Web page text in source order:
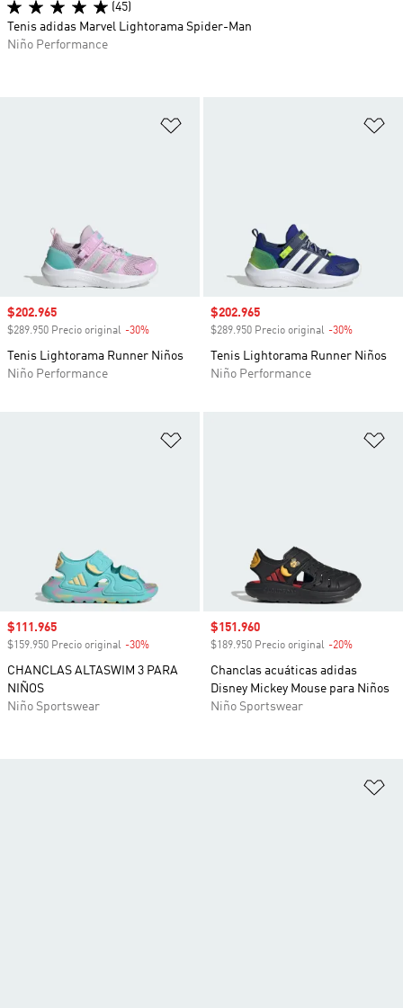
Precio de venta
$202.965
$289.950 Precio original -30%
Tenis Lightorama Runner Niños
Niño Performance
Precio de venta
$202.965
$289.950 Precio original -30%
Tenis Lightorama Runner Niños
Niño Performance
Precio de venta
$111.965
$159.950 Precio original -30%
CHANCLAS ALTASWIM 3 PARA
NIÑOS
Niño Sportswear
Precio de venta
$151.960
$189.950 Precio original -20%
Chanclas acuáticas adidas
Disney Mickey Mouse para Niños
Niño Sportswear
(45)
Tenis adidas Marvel Lightorama Spider-Man
Niño Performance